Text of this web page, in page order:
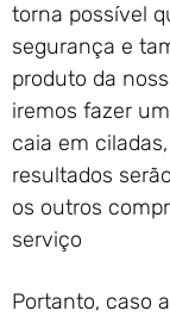
torna possível
segurança e
produto da
iremos fazer
caia em
resultados
os outros
serviço
Portanto, caso